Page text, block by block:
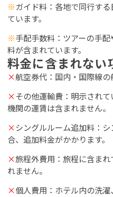
※ガイド料 ：各地で同行す
ています。
※手配手数料 ：ツアーの手
料が含まれています。
料金に含まれない
×航空券代：国内・国際線の
× その他運輸費：明示され
機関の運賃は含まれません。
× シングルルーム追加料：
合、追加料金がかかります。
×旅程外費用：旅程に含ま
れません。
×個人費用：ホテル内の洗